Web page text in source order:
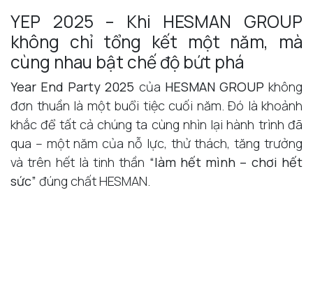
YEP 2025 – Khi HESMAN GROUP
không chỉ tổng kết một năm, mà
cùng nhau bật chế độ bứt phá
Year End Party 2025 của HESMAN GROUP không
đơn thuần là một buổi tiệc cuối năm. Đó là khoảnh
khắc để tất cả chúng ta cùng nhìn lại hành trình đã
qua – một năm của nỗ lực, thử thách, tăng trưởng
và trên hết là tinh thần “làm hết mình – chơi hết
sức” đúng chất HESMAN.